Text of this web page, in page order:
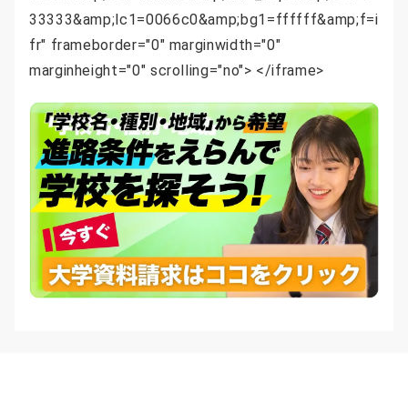
33333&amp;lc1=0066c0&amp;bg1=ffffff&amp;f=i
fr" frameborder="0" marginwidth="0"
marginheight="0" scrolling="no"> </iframe>